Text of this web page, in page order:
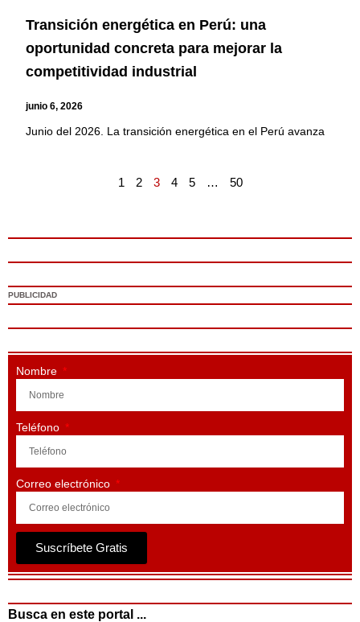
Transición energética en Perú: una
oportunidad concreta para mejorar la
competitividad industrial
junio 6, 2026
Junio del 2026. La transición energética en el Perú avanza
1 2 3 4 5 … 50
PUBLICIDAD
Nombre
Teléfono
Correo electrónico
Suscríbete Gratis
Busca en este portal ...